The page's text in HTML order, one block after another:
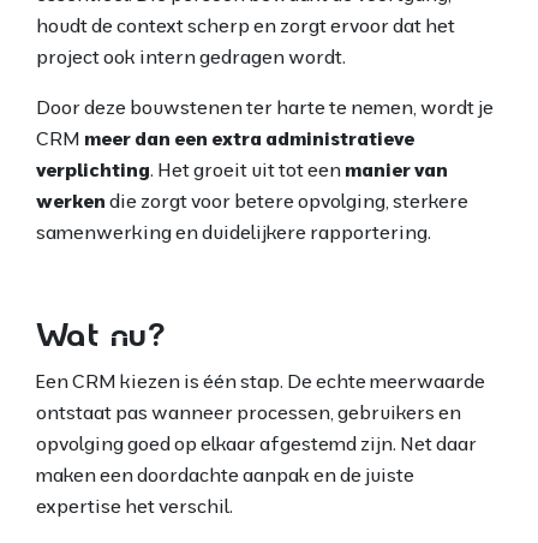
houdt de context scherp en zorgt ervoor dat het
project ook intern gedragen wordt.
Door deze bouwstenen ter harte te nemen, wordt je
CRM meer dan een extra administratieve
verplichting. Het groeit uit tot een manier van
werken die zorgt voor betere opvolging, sterkere
samenwerking en duidelijkere rapportering.
Wat nu?
Een CRM kiezen is één stap. De echte meerwaarde
ontstaat pas wanneer processen, gebruikers en
opvolging goed op elkaar afgestemd zijn. Net daar
maken een doordachte aanpak en de juiste
expertise het verschil.